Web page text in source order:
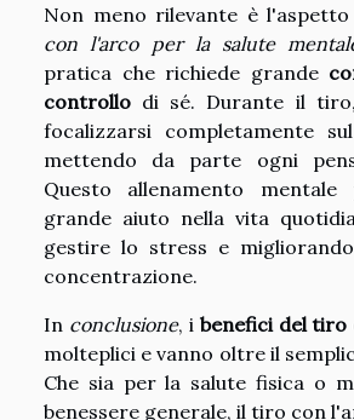
Non meno rilevante è
con l'arco per la salute
pratica che richiede grande
controllo di sé. Durante il
focalizzarsi completamente
mettendo da parte ogni
Questo allenamento
grande aiuto nella vita
gestire lo stress e
concentrazione.
In conclusione, i benefici del tiro
molteplici e vanno oltre il
Che sia per la salute fisica o
benessere generale, il tiro con